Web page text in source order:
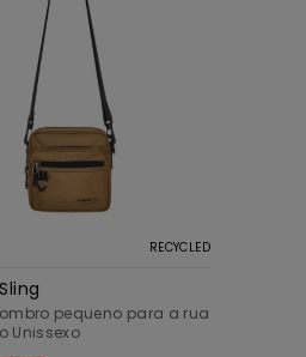
RECYCLED
pequeno para a rua
Unissexo